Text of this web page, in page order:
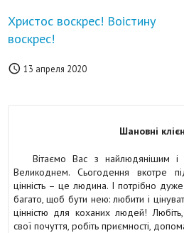
Христос воскрес! Воістину
воскрес!
 13 апреля 2020
Шановні
Вітаємо Вас з найлюдянішим і
Великоднем. Сьогодення вкотре
цінність – це людина. І потрібно
багато, щоб бути нею: любити і
цінністю для коханих людей!
свої почуття, робіть приємності,